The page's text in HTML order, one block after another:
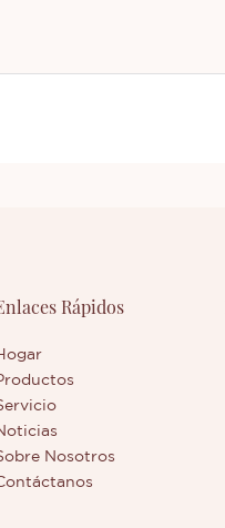
Rápidos
Nosotros